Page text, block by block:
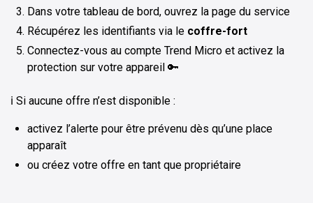
Dans votre tableau de bord, ouvrez la page du service
Récupérez les identifiants via le coffre-fort
Connectez-vous au compte Trend Micro et activez la
protection sur votre appareil 🔑
ℹ️ Si aucune offre n’est disponible :
activez l’alerte pour être prévenu dès qu’une place
apparaît
ou créez votre offre en tant que propriétaire